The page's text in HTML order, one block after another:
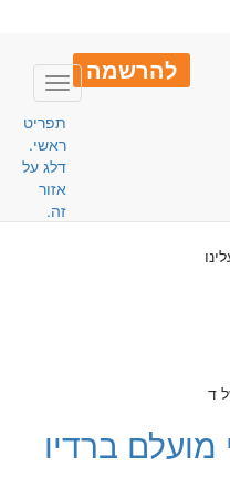
להרשמה
Toggle
תפריט
ראשי.
דלג על
אזור
זה.
מועלם ברדיו